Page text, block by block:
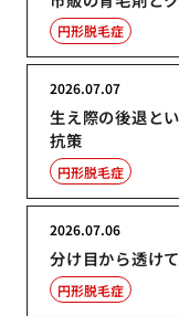
円形脱毛症
生え際の後退と
抗策
2026.07.07
円形脱毛症
分け目から透け
2026.07.06
円形脱毛症